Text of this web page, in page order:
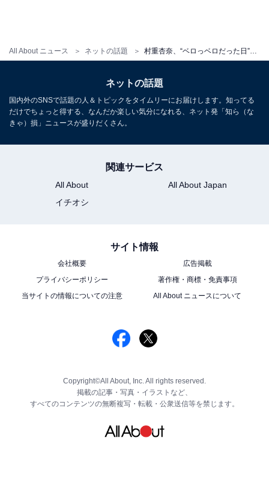
All About ニュース ネットの話題
ネットの話題
国内外のSNSで話題の人＆トピックをタイムリーにお届けします。知ってる
だけでちょっと得する、なんだか楽しい気分になれる、ネット発「知ら（な
きゃ）損」ニュースが盛りだくさん。
関連サービス
All About
All About Japan
イチオシ
サイト情報
会社概要
広告掲載
プライバシーポリシー
著作権・商標・免責事項
当サイトの情報についての注意
All About ニュースについて
Copyright©All About, Inc. All rights reserved.
掲載の記事・写真・イラストなど、
すべてのコンテンツの無断複写・転載・公衆送信等を禁じます。